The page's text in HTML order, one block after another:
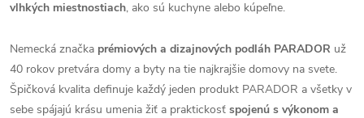
vlhkých miestnostiach, ako sú kuchyne alebo kúpeľne.
Nemecká značka prémiových a dizajnových podláh PARADOR už
40 rokov pretvára domy a byty na tie najkrajšie domovy na svete.
Špičková kvalita definuje každý jeden produkt PARADOR a všetky v
sebe spájajú krásu umenia žiť a praktickosť spojenú s výkonom a